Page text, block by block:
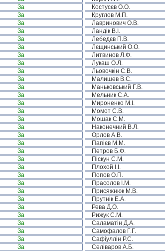
За Костусєв О.О.
За Круглов М.П.
За Лавринович О.В.
За Ландік В.І.
За Лебедєв П.В.
За Лєщинський О.О.
За Литвинов Л.Ф.
За Лукаш О.Л.
За Льовочкін С.В.
За Малишев В.С.
За Маньковський Г.В.
За Мельник С.А.
За Мироненко М.І.
За Момот С.В.
За Мошак С.М.
За Наконечний В.Л.
За Орлов А.В.
За Папієв М.М.
За Петров Б.Ф.
За Піскун С.М.
За Плохой І.І.
За Попов О.П.
За Прасолов І.М.
За Присяжнюк М.В.
За Прутнік Е.А.
За Рева Д.О.
За Рижук С.М.
За Саламатін Д.А.
За Самофалов Г.Г.
За Сафіуллін Р.С.
За Селіваров А.Б.